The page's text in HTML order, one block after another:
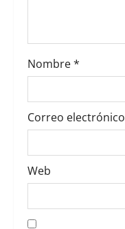
a
s
Nombre*
Correo electrónico
Web